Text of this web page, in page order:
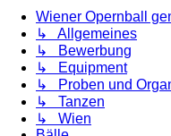
Wiener Opernball
↳ Allgemeines
↳ Bewerbung
↳ Equipment
↳ Proben und
↳ Tanzen
↳ Wien